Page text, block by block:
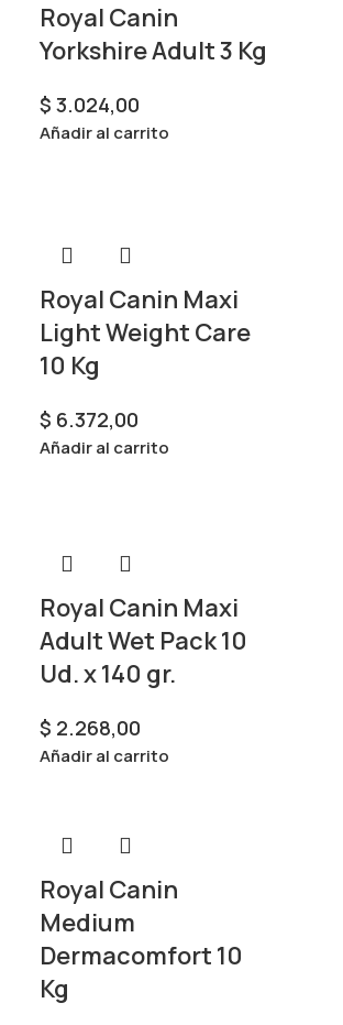
Royal Canin
Yorkshire Adult 3 Kg
$ 3.024,00
Añadir al carrito
Royal Canin Maxi
Light Weight Care
10 Kg
$ 6.372,00
Añadir al carrito
Royal Canin Maxi
Adult Wet Pack 10
Ud. x 140 gr.
$ 2.268,00
Añadir al carrito
Royal Canin
Medium
Dermacomfort 10
Kg